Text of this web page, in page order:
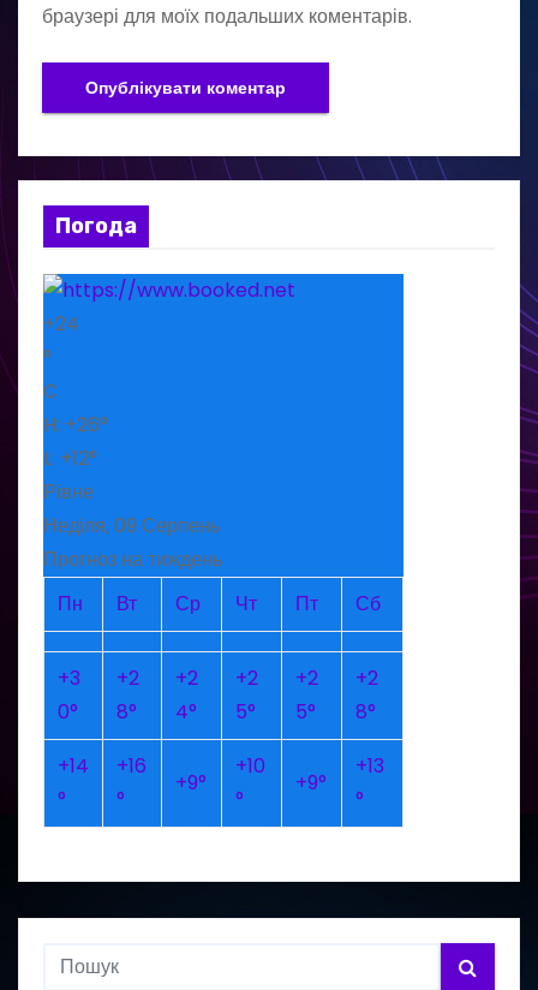
браузері для моїх подальших коментарів.
Погода
+24
°
C
H: +26°
L: +12°
Рівне
Неділя, 09 Серпень
Прогноз на тиждень
Пн
Вт Ср Чт Пт Сб
+3
0°
+2
8°
+2
4°
+2
5°
+2
5°
+2
8°
+14
°
+16
°
+9°
+10
°
+9°
+13
°